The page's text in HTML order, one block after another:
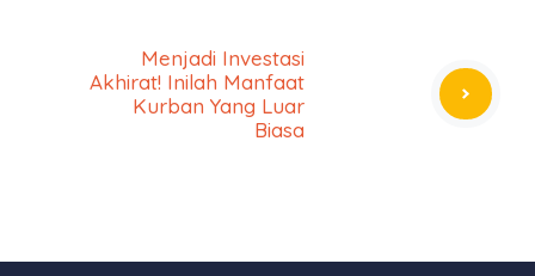
Menjadi Investasi
Akhirat! Inilah Manfaat
Kurban Yang Luar
Biasa